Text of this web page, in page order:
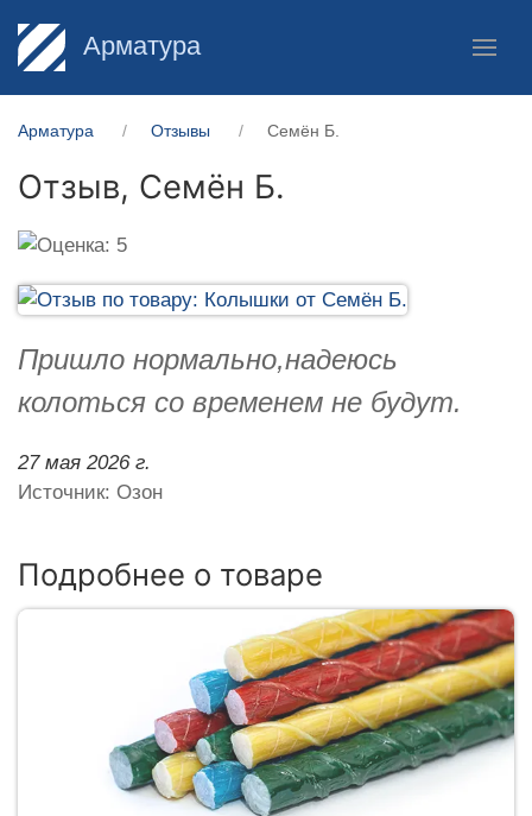
Арматура
Арматура Отзывы Семён Б.
Отзыв, Семён Б.
Пришло нормально,надеюсь
колоться со временем не будут.
27 мая 2026 г.
Источник: Озон
Подробнее о товаре